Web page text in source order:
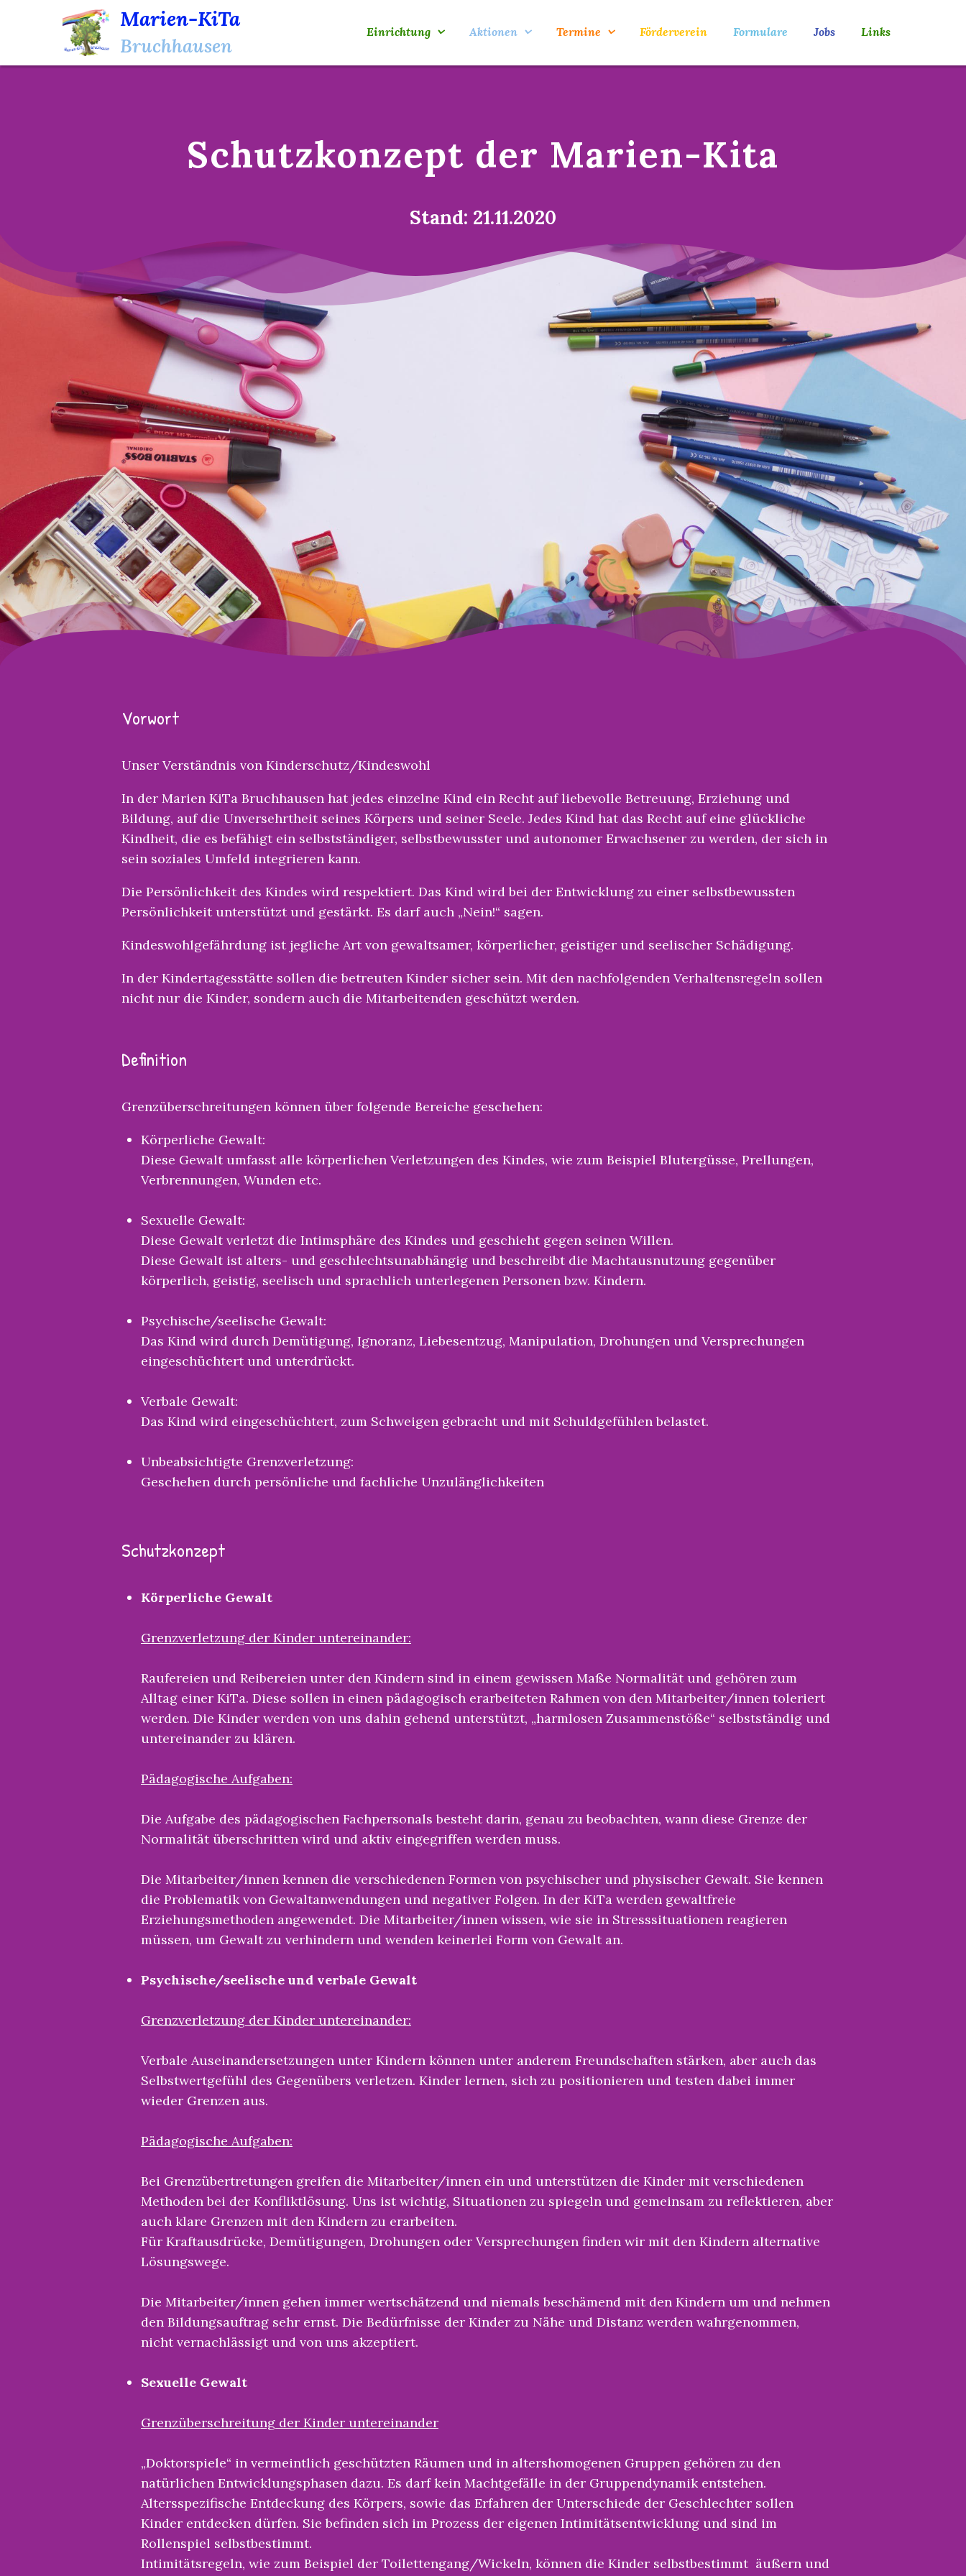
Marien-KiTa
Bruchhausen
Einrichtung Aktionen Termine Förderverein Formulare Jobs Links
Schutzkonzept der Marien-Kita
Stand: 21.11.2020
Vorwort
Unser Verständnis von Kinderschutz/Kindeswohl
In der Marien KiTa Bruchhausen hat jedes einzelne Kind ein Recht auf liebevolle Betreuung, Erziehung und
Bildung, auf die Unversehrtheit seines Körpers und seiner Seele. Jedes Kind hat das Recht auf eine glückliche
Kindheit, die es befähigt ein selbstständiger, selbstbewusster und autonomer Erwachsener zu werden, der sich in
sein soziales Umfeld integrieren kann.
Die Persönlichkeit des Kindes wird respektiert. Das Kind wird bei der Entwicklung zu einer selbstbewussten
Persönlichkeit unterstützt und gestärkt. Es darf auch „Nein!“ sagen.
Kindeswohlgefährdung ist jegliche Art von gewaltsamer, körperlicher, geistiger und seelischer Schädigung.
In der Kindertagesstätte sollen die betreuten Kinder sicher sein. Mit den nachfolgenden Verhaltensregeln sollen
nicht nur die Kinder, sondern auch die Mitarbeitenden geschützt werden.
Definition
Grenzüberschreitungen können über folgende Bereiche geschehen:
Körperliche Gewalt:
Diese Gewalt umfasst alle körperlichen Verletzungen des Kindes, wie zum Beispiel Blutergüsse, Prellungen,
Verbrennungen, Wunden etc.
Sexuelle Gewalt:
Diese Gewalt verletzt die Intimsphäre des Kindes und geschieht gegen seinen Willen.
Diese Gewalt ist alters- und geschlechtsunabhängig und beschreibt die Machtausnutzung gegenüber
körperlich, geistig, seelisch und sprachlich unterlegenen Personen bzw. Kindern.
Psychische/seelische Gewalt:
Das Kind wird durch Demütigung, Ignoranz, Liebesentzug, Manipulation, Drohungen und Versprechungen
eingeschüchtert und unterdrückt.
Verbale Gewalt:
Das Kind wird eingeschüchtert, zum Schweigen gebracht und mit Schuldgefühlen belastet.
Unbeabsichtigte Grenzverletzung:
Geschehen durch persönliche und fachliche Unzulänglichkeiten
Schutzkonzept
Körperliche Gewalt
Grenzverletzung der Kinder untereinander:
Raufereien und Reibereien unter den Kindern sind in einem gewissen Maße Normalität und gehören zum
Alltag einer KiTa. Diese sollen in einen pädagogisch erarbeiteten Rahmen von den Mitarbeiter/innen toleriert
werden. Die Kinder werden von uns dahin gehend unterstützt, „harmlosen Zusammenstöße“ selbstständig und
untereinander zu klären.
Pädagogische Aufgaben:
Die Aufgabe des pädagogischen Fachpersonals besteht darin, genau zu beobachten, wann diese Grenze der
Normalität überschritten wird und aktiv eingegriffen werden muss.
Die Mitarbeiter/innen kennen die verschiedenen Formen von psychischer und physischer Gewalt. Sie kennen
die Problematik von Gewaltanwendungen und negativer Folgen. In der KiTa werden gewaltfreie
Erziehungsmethoden angewendet. Die Mitarbeiter/innen wissen, wie sie in Stresssituationen reagieren
müssen, um Gewalt zu verhindern und wenden keinerlei Form von Gewalt an.
Psychische/seelische und verbale Gewalt
Grenzverletzung der Kinder untereinander:
Verbale Auseinandersetzungen unter Kindern können unter anderem Freundschaften stärken, aber auch das
Selbstwertgefühl des Gegenübers verletzen. Kinder lernen, sich zu positionieren und testen dabei immer
wieder Grenzen aus.
Pädagogische Aufgaben:
Bei Grenzübertretungen greifen die Mitarbeiter/innen ein und unterstützen die Kinder mit verschiedenen
Methoden bei der Konfliktlösung. Uns ist wichtig, Situationen zu spiegeln und gemeinsam zu reflektieren, aber
auch klare Grenzen mit den Kindern zu erarbeiten.
Für Kraftausdrücke, Demütigungen, Drohungen oder Versprechungen finden wir mit den Kindern alternative
Lösungswege.
Die Mitarbeiter/innen gehen immer wertschätzend und niemals beschämend mit den Kindern um und nehmen
den Bildungsauftrag sehr ernst. Die Bedürfnisse der Kinder zu Nähe und Distanz werden wahrgenommen,
nicht vernachlässigt und von uns akzeptiert.
Sexuelle Gewalt
Grenzüberschreitung der Kinder untereinander
„Doktorspiele“ in vermeintlich geschützten Räumen und in altershomogenen Gruppen gehören zu den
natürlichen Entwicklungsphasen dazu. Es darf kein Machtgefälle in der Gruppendynamik entstehen.
Altersspezifische Entdeckung des Körpers, sowie das Erfahren der Unterschiede der Geschlechter sollen
Kinder entdecken dürfen. Sie befinden sich im Prozess der eigenen Intimitätsentwicklung und sind im
Rollenspiel selbstbestimmt.
Intimitätsregeln, wie zum Beispiel der Toilettengang/Wickeln, können die Kinder selbstbestimmt äußern und